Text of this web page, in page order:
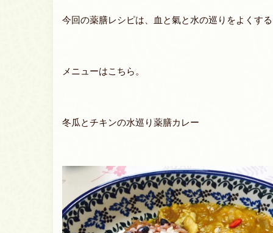
今回の薬膳レシピは、血と氣と水の巡りをよくす
メニューはこちら。
冬瓜とチキンの水巡り薬膳カレー